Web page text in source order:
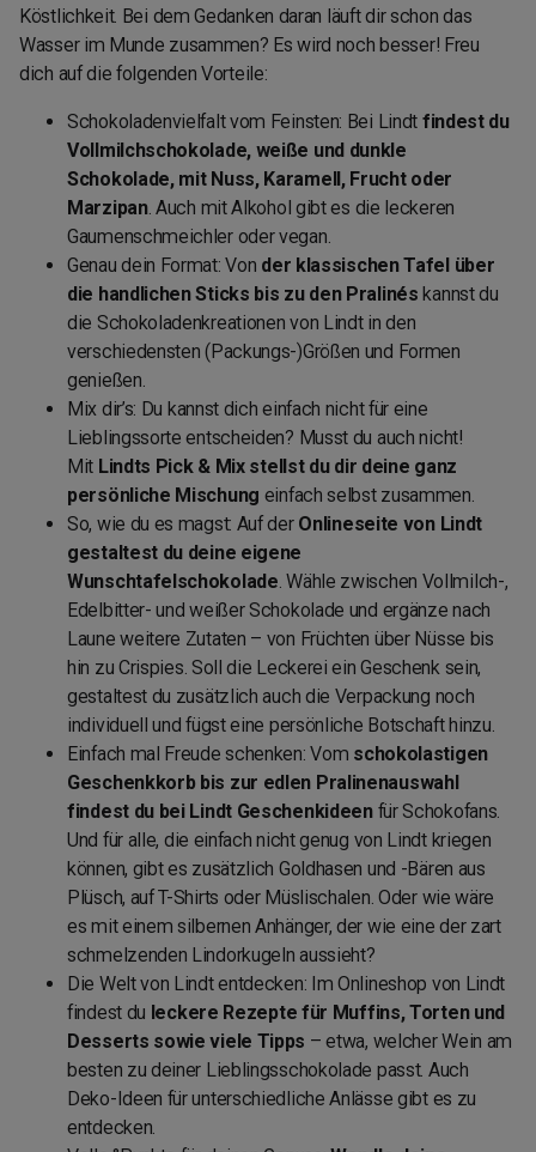
Köstlichkeit. Bei dem Gedanken daran läuft dir schon das
Wasser im Munde zusammen? Es wird noch besser! Freu
dich auf die folgenden Vorteile:
Schokoladenvielfalt vom Feinsten: Bei Lindt findest du
Vollmilchschokolade, weiße und dunkle
Schokolade, mit Nuss, Karamell, Frucht oder
Marzipan. Auch mit Alkohol gibt es die leckeren
Gaumenschmeichler oder vegan.
Genau dein Format: Von der klassischen Tafel über
die handlichen Sticks bis zu den Pralinés kannst du
die Schokoladenkreationen von Lindt in den
verschiedensten (Packungs-)Größen und Formen
genießen.
Mix dir’s: Du kannst dich einfach nicht für eine
Lieblingssorte entscheiden? Musst du auch nicht!
Mit Lindts Pick & Mix stellst du dir deine ganz
persönliche Mischung einfach selbst zusammen.
So, wie du es magst: Auf der Onlineseite von Lindt
gestaltest du deine eigene
Wunschtafelschokolade. Wähle zwischen Vollmilch-,
Edelbitter- und weißer Schokolade und ergänze nach
Laune weitere Zutaten – von Früchten über Nüsse bis
hin zu Crispies. Soll die Leckerei ein Geschenk sein,
gestaltest du zusätzlich auch die Verpackung noch
individuell und fügst eine persönliche Botschaft hinzu.
Einfach mal Freude schenken: Vom schokolastigen
Geschenkkorb bis zur edlen Pralinenauswahl
findest du bei Lindt Geschenkideenfür Schokofans.
Und für alle, die einfach nicht genug von Lindt kriegen
können, gibt es zusätzlich Goldhasen und -Bären aus
Plüsch, auf T-Shirts oder Müslischalen. Oder wie wäre
es mit einem silbernen Anhänger, der wie eine der zart
schmelzenden Lindorkugeln aussieht?
Die Welt von Lindt entdecken: Im Onlineshop von Lindt
findest du leckere Rezepte für Muffins, Torten und
Desserts sowie viele Tipps – etwa, welcher Wein am
besten zu deiner Lieblingsschokolade passt. Auch
Deko-Ideen für unterschiedliche Anlässe gibt es zu
entdecken.